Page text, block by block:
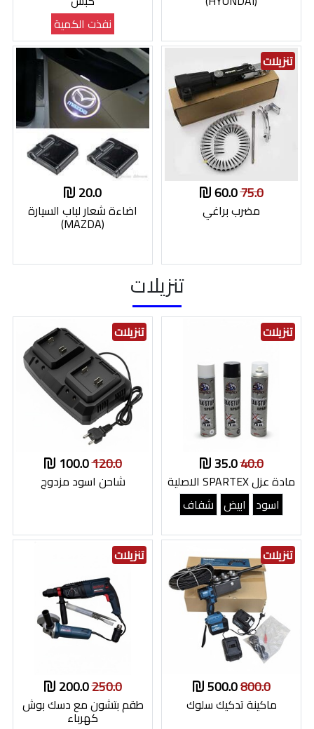
نفذت الكمية
تنزيلات
75.0
60.0
مضرب براغي
20.0
اضاءة شعار لباب السيارة
(MAZDA)
تنزيلات
تنزيلات
40.0
35.0
مادة عزل SPARTEX الاصلية
اسود ابيض شفاف
تنزيلات
120.0
100.0
شاحن اسود مزدوج
تنزيلات
800.0
500.0
ماكينة تدكيك سلوك
تنزيلات
250.0
200.0
طقم بتشون مع دسك بوش
كهرباء